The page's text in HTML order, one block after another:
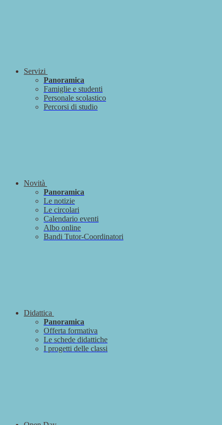
Servizi
Panoramica
Famiglie e studenti
Personale scolastico
Percorsi di studio
Novità
Panoramica
Le notizie
Le circolari
Calendario eventi
Albo online
Bandi Tutor-Coordinatori
Didattica
Panoramica
Offerta formativa
Le schede didattiche
I progetti delle classi